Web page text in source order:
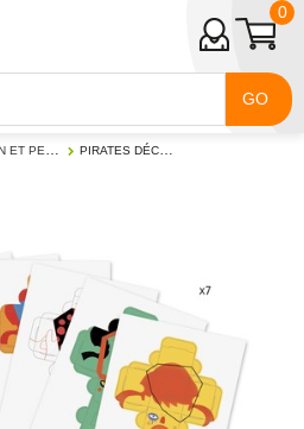
GO
0
DESSIN ET PEINTURE PIRATES DÉCALQUÉS